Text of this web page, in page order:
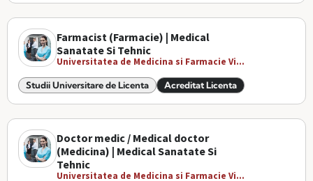
Farmacist (Farmacie) | Medical
Sanatate Si Tehnic
Universitatea de Medicina si Farmacie Vi...
Studii Universitare de Licenta Acreditat Licenta
Doctor medic / Medical doctor
(Medicina) | Medical Sanatate Si
Tehnic
Universitatea de Medicina si Farmacie Vi...